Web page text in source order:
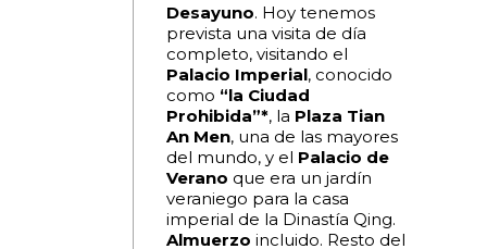
Desayuno. Hoy tenemos
prevista una visita de día
completo, visitando el
Palacio Imperial, conocido
como “la Ciudad
Prohibida”*, la Plaza Tian
An Men, una de las mayores
del mundo, y el Palacio de
Verano que era un jardín
veraniego para la casa
imperial de la Dinastía Qing.
Almuerzo incluido. Resto del